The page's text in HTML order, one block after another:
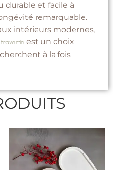
durable et facile à
remarquable.
intérieurs modernes,
travertin est un choix
à la fois